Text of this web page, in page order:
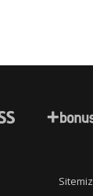
Sitemiz